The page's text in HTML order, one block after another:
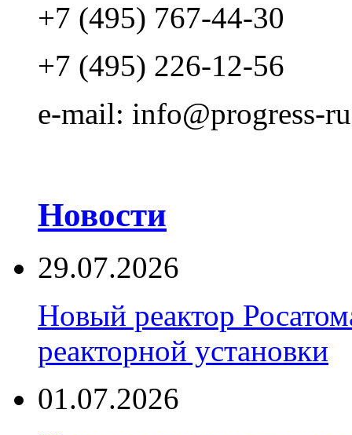
+7 (495) 767-44-30
+7 (495) 226-12-56
e-mail: info@progress-
Новости
29.07.2026
Новый реактор
реакторной установки
01.07.2026